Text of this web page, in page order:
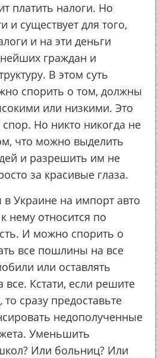
платить налоги. Но
и существует для того,
и на эти деньги
граждан и
В этом суть
спорить о том, должны
или низкими. Это
Но никто никогда не
что можно выделить
и разрешить им не
за красивые глаза.
Украине на импорт авто
нему относится по
И можно спорить о
все пошлины на все
или оставлять
Кстати, если решите
сразу предоставьте
недополученные
Уменьшить
Или больниц? Или